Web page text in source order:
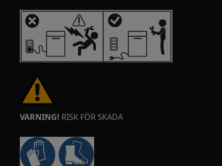
VARNING! RISK FÖR SKADA